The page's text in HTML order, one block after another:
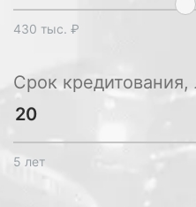
430 тыс. ₽
Срок кредитования,
5 лет